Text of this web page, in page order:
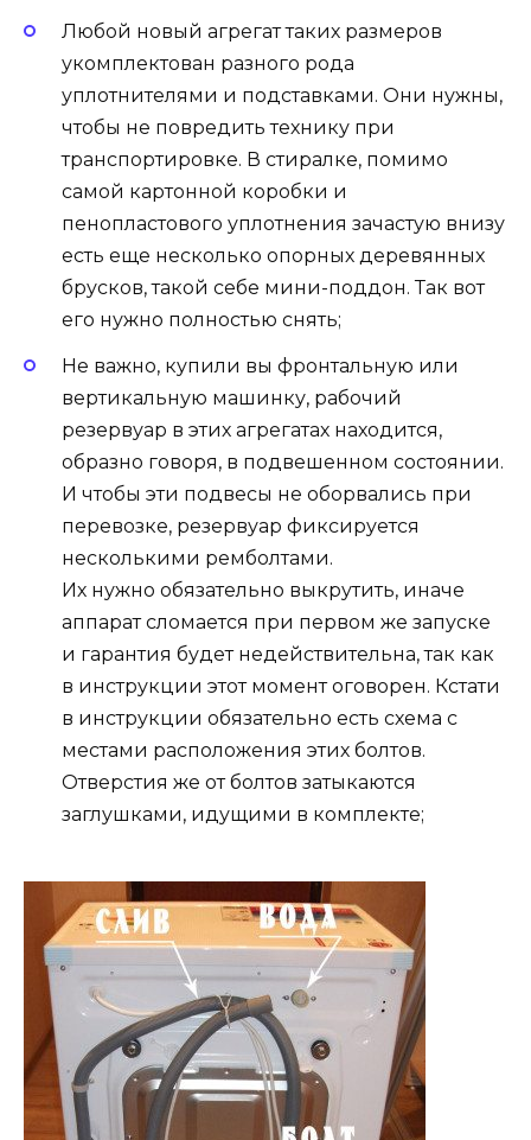
Любой новый агрегат таких размеров
укомплектован разного рода
уплотнителями и подставками. Они нужны,
чтобы не повредить технику при
транспортировке. В стиралке, помимо
самой картонной коробки и
пенопластового уплотнения зачастую внизу
есть еще несколько опорных деревянных
брусков, такой себе мини-поддон. Так вот
его нужно полностью снять;
Не важно, купили вы фронтальную или
вертикальную машинку, рабочий
резервуар в этих агрегатах находится,
образно говоря, в подвешенном состоянии.
И чтобы эти подвесы не оборвались при
перевозке, резервуар фиксируется
несколькими ремболтами.
Их нужно обязательно выкрутить, иначе
аппарат сломается при первом же запуске
и гарантия будет недействительна, так как
в инструкции этот момент оговорен. Кстати
в инструкции обязательно есть схема с
местами расположения этих болтов.
Отверстия же от болтов затыкаются
заглушками, идущими в комплекте;